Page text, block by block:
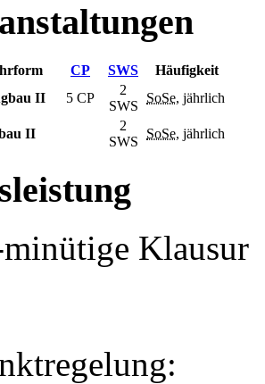
CP SWS
Häufigkeit
II
5 CP
2
SWS
SoSe, jährlich
II
2
SWS
SoSe, jährlich
Klausur